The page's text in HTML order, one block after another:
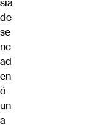
de
se
nc
ad
en
ó
un
a